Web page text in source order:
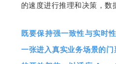
的速度进行推理和决策，数
既要保持强一致性与实时
一张进入真实业务场景的